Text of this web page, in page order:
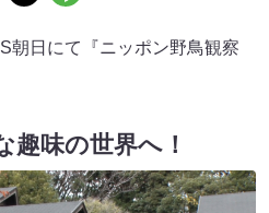
朝日にて『ニッポン野鳥観察
趣味の世界へ！